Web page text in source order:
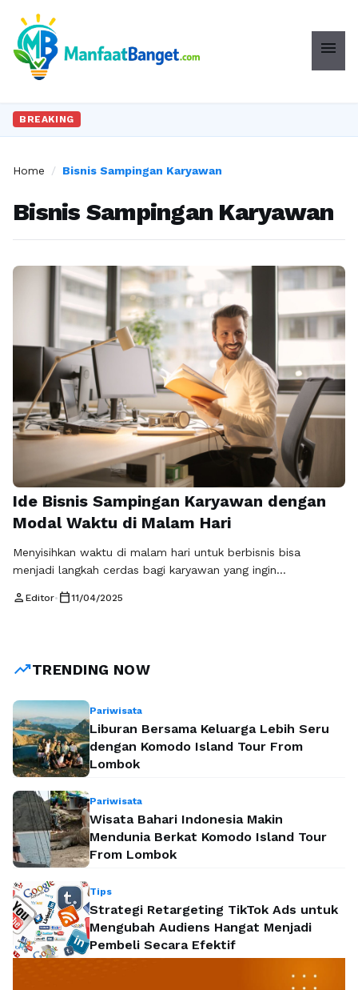
menu
BREAKING
Home / Bisnis Sampingan Karyawan
Bisnis Sampingan Karyawan
Ide Bisnis Sampingan Karyawan dengan
Modal Waktu di Malam Hari
Menyisihkan waktu di malam hari untuk berbisnis bisa
menjadi langkah cerdas bagi karyawan yang ingin
karyawan telah menjadi tren yang semakin populer, terutama
yang bisa dijalankan … Baca Selengkapnya
person Editor• calendar_today11/04/2025
trending_upTRENDING NOW
Pariwisata
Liburan Bersama Keluarga Lebih Seru
dengan Komodo Island Tour From
Lombok
Pariwisata
Wisata Bahari Indonesia Makin
Mendunia Berkat Komodo Island Tour
From Lombok
Tips
Strategi Retargeting TikTok Ads untuk
Mengubah Audiens Hangat Menjadi
Pembeli Secara Efektif